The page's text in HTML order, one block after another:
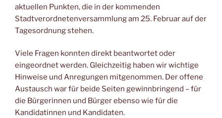
aktuellen Punkten, die in der kommenden
Stadtverordnetenversammlung am 25. Februar auf der
Tagesordnung stehen.
Viele Fragen konnten direkt beantwortet oder
eingeordnet werden. Gleichzeitig haben wir wichtige
Hinweise und Anregungen mitgenommen. Der offene
Austausch war für beide Seiten gewinnbringend – für
die Bürgerinnen und Bürger ebenso wie für die
Kandidatinnen und Kandidaten.